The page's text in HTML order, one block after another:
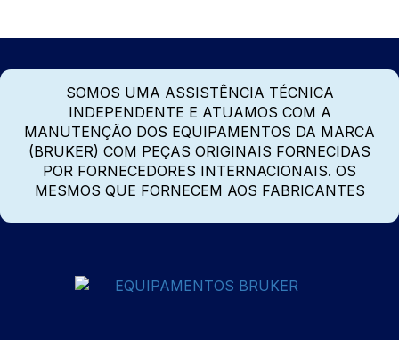
SOMOS UMA ASSISTÊNCIA TÉCNICA
INDEPENDENTE E ATUAMOS COM A
MANUTENÇÃO DOS EQUIPAMENTOS DA MARCA
(BRUKER) COM PEÇAS ORIGINAIS FORNECIDAS
POR FORNECEDORES INTERNACIONAIS. OS
MESMOS QUE FORNECEM AOS FABRICANTES